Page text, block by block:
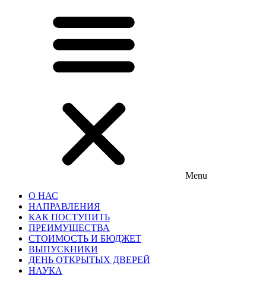
Menu
О НАС
НАПРАВЛЕНИЯ
КАК ПОСТУПИТЬ
ПРЕИМУЩЕСТВА
СТОИМОСТЬ И БЮДЖЕТ
ВЫПУСКНИКИ
ДЕНЬ ОТКРЫТЫХ ДВЕРЕЙ
НАУКА